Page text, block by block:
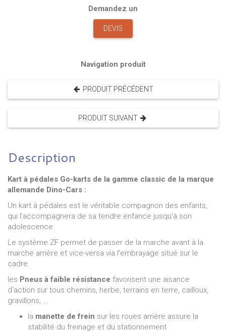
Demandez un
DEVIS
Navigation produit
PRODUIT PRÉCÉDENT
PRODUIT SUIVANT
Description
Kart à pédales Go-karts de la gamme classic de la marque
allemande Dino-Cars :
Un kart à pédales est le véritable compagnon des enfants,
qui l'accompagnera de sa tendre enfance jusqu'à son
adolescence.
Le système ZF permet de passer de la marche avant à la
marche arrière et vice-versa via l'embrayage situé sur le
cadre.
les Pneus à faible résistance favorisent une aisance
d'action sur tous chemins, herbe, terrains en terre, cailloux,
gravillons, ...
la manette de frein sur les roues arrière assure la
stabilité du freinage et du stationnement